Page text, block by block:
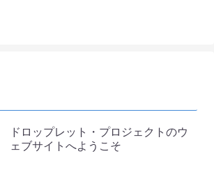
ドロップレット・プロジェクトのウ
ェブサイトへようこそ